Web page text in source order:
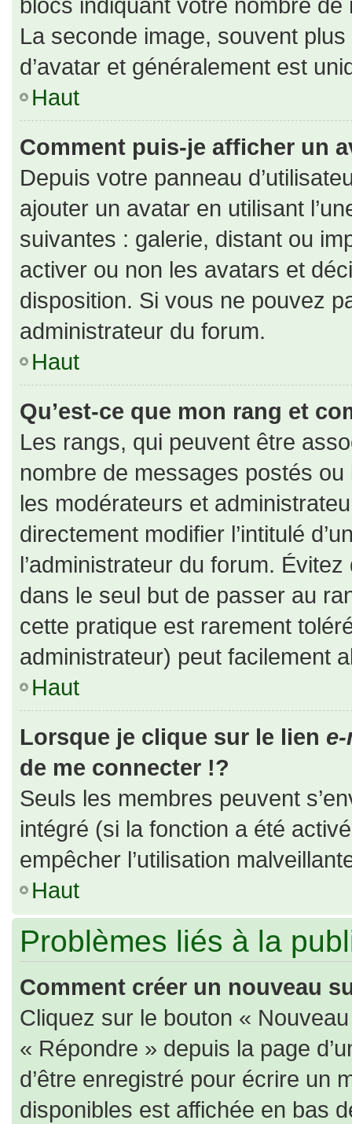
La seconde image, souvent
d’avatar et généralement est
Haut
Comment puis-je afficher un
Depuis votre panneau
ajouter un avatar en utilisant
suivantes : galerie, distant ou
activer ou non les avatars et
disposition. Si vous ne pouvez
administrateur du forum.
Haut
Qu’est-ce que mon rang et
Les rangs, qui peuvent être
nombre de messages postés
les modérateurs et
directement modifier l’intitulé
l’administrateur du forum.
dans le seul but de passer au
cette pratique est rarement
administrateur) peut facilement
Haut
Lorsque je clique sur le lien
de me connecter !?
Seuls les membres peuvent
intégré (si la fonction a été
empêcher l’utilisation
Haut
Problèmes liés à la
Comment créer un nouveau
Cliquez sur le bouton «
« Répondre » depuis la page
d’être enregistré pour écrire un
disponibles est affichée en bas